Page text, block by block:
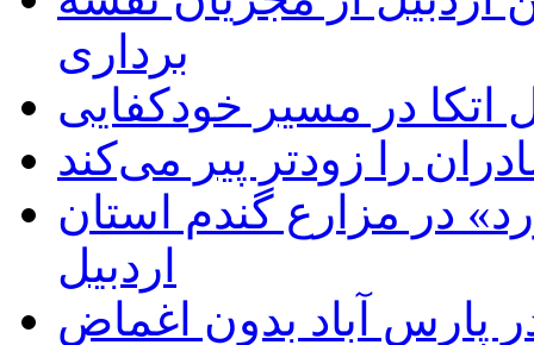
برداری
در مسیر خودکفایی
را زودتر پیر می‌کند
در مزارع گندم استان
اردبیل
پارس آباد بدون اغماض